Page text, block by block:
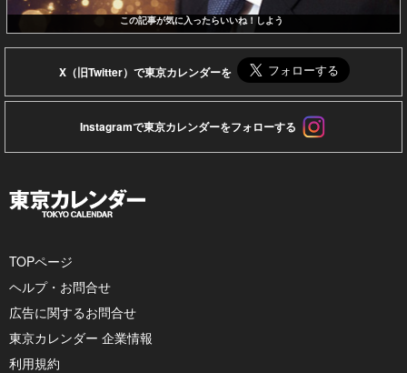
この記事が気に入ったらいいね！しよう
X（旧Twitter）で東京カレンダーを
Instagramで東京カレンダーをフォローする
TOPページ
ヘルプ・お問合せ
広告に関するお問合せ
東京カレンダー 企業情報
利用規約